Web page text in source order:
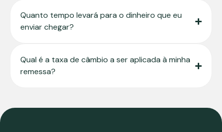
Quanto tempo levará para o dinheiro que eu
enviar chegar?
Qual é a taxa de câmbio a ser aplicada à minha
remessa?